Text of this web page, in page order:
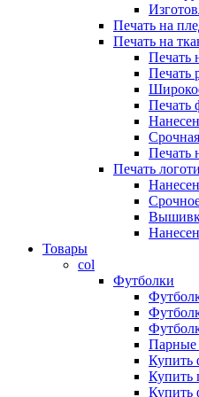
Печать на
Печать на
Печать
Печать
Печать
Печать
Печать
Товары
col
Футболки
Парные
Купить
Купить
Купить